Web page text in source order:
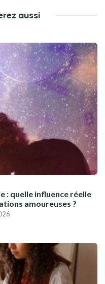
aussi
: quelle influence réelle
amoureuses ?